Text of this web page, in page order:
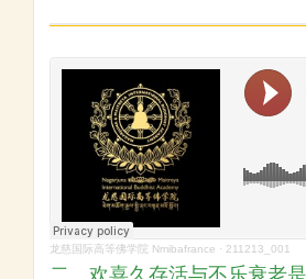
龙慈国际高等佛学院 Nmibafrance · 211213_001